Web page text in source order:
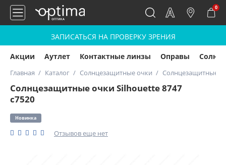
0
ЗАПИСАТЬСЯ НА ПРОВЕРКУ ЗРЕНИЯ
Акции Аутлет Контактные линзы Оправы
Главная Каталог Солнцезащитные очки Солнцезащитные
Солнцезащитные очки Silhouette 8747
с7520
Новинка
Отзывов еще нет